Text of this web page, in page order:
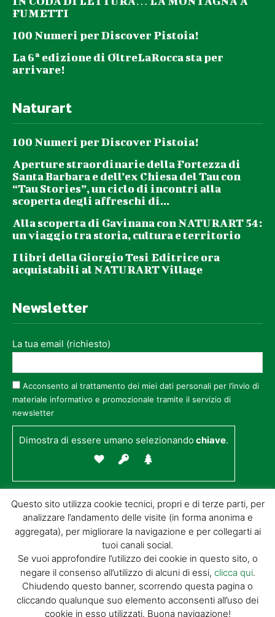
FUMETTI
100 Numeri per Discover Pistoia!
La 6ª edizione di OltreLaRocca sta per
arrivare!
Naturart
100 Numeri per Discover Pistoia!
Aperture straordinarie della Fortezza di
Santa Barbara e dell’ex Chiesa del Tau con
“Tau Stories”, un ciclo di incontri alla
scoperta degli affreschi di...
Alla scoperta di Gavinana con NATURART 54:
un viaggio tra storia, cultura e territorio
I libri della Giorgio Tesi Editrice ora
acquistabili al NATURART Village
Newsletter
La tua email (richiesto)
Acconsento al trattamento dei miei dati personali per l’invio di
materiale informativo e promozionale tramite il servizio di
newsletter
Dimostra di essere umano selezionandochiave.
© GIORGIO TESI EDITRICE S.R.L. | P.IVA
01732650476 | VIA DI BADIA 14 – 51100 LOC.
BOTTEGONE (PISTOIA) |POWERED BY
ALLYMIND
Questo sito utilizza cookie tecnici, propri e di terze parti, per
analizzare l’andamento delle visite (in forma anonima e
aggregata), per migliorare la navigazione e per collegarti ai
tuoi canali social.
Se vuoi approfondire l’utilizzo dei cookie in questo sito, o
negare il consenso all’utilizzo di alcuni di essi, clicca qui.
Chiudendo questo banner, scorrendo questa pagina o
cliccando qualunque suo elemento acconsenti all’uso dei
cookie in esso utilizzati. Buona navigazione!